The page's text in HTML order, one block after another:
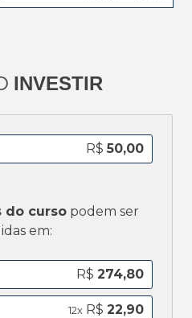
INVESTIR
R$ 50,00
do cursopodem ser
em:
R$ 274,80
12x R$ 22,90